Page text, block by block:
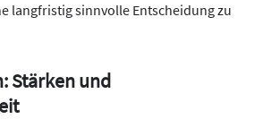
langfristig sinnvolle Entscheidung zu
Stärken und